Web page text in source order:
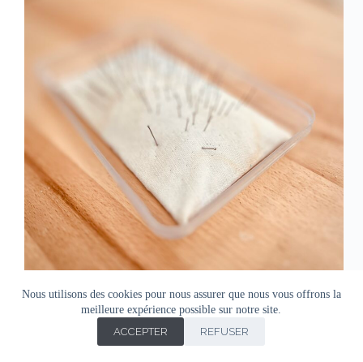
Nous utilisons des cookies pour nous assurer que nous vous offrons la
meilleure expérience possible sur notre site.
ACCEPTER
REFUSER